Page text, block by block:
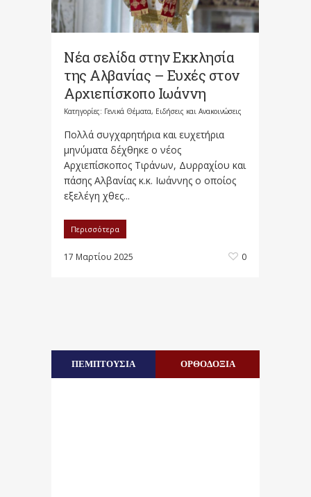
Νέα σελίδα στην Εκκλησία
της Αλβανίας – Ευχές στον
Αρχιεπίσκοπο Ιωάννη
Κατηγορίες: Γενικά Θέματα, Ειδήσεις και Ανακοινώσεις
Πολλά συγχαρητήρια και ευχετήρια
μηνύματα δέχθηκε ο νέος
Αρχιεπίσκοπος Τιράνων, Δυρραχίου και
πάσης Αλβανίας κ.κ. Ιωάννης ο οποίος
εξελέγη χθες...
Περισσότερα
17 Μαρτίου 2025 0
ΠΕΜΠΤΟΥΣΙΑ ΟΡΘΟΔΟΞΙΑ